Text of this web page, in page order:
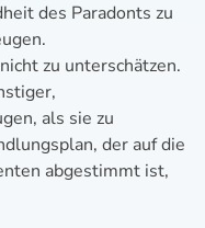
des Paradonts zu
zu unterschätzen.
als sie zu
der auf die
abgestimmt ist,